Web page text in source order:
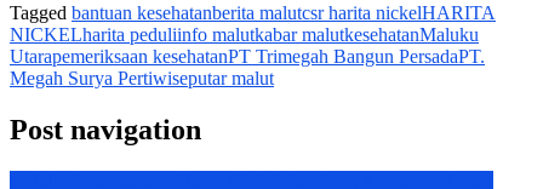
Tagged bantuan kesehatanberita malutcsr harita nickelHARITA
NICKELharita peduliinfo malutkabar malutkesehatanMaluku
Utarapemeriksaan kesehatanPT Trimegah Bangun PersadaPT.
Megah Surya Pertiwiseputar malut
Post navigation